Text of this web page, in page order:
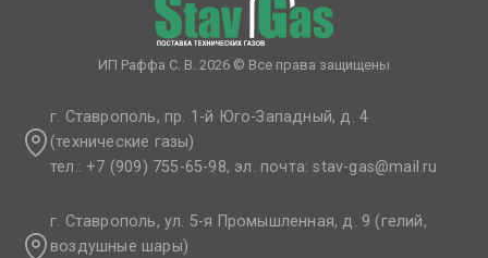
ИП Раффа С. В. 2026 © Все права защищены
г. Ставрополь, пр. 1-й Юго-Западный, д. 4
(технические газы)
тел.: +7 (909) 755-65-98, эл. почта: stav-gas@mail.ru​
г. Ставрополь, ул. 5-я Промышленная, д. 9 (гелий,
воздушные шары)